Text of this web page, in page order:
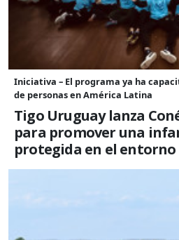
Iniciativa – El programa ya ha
de personas en América Latina
Tigo Uruguay lanza
para promover una
protegida en el